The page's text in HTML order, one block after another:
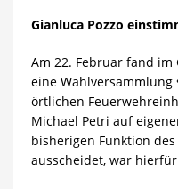
Gianluca Pozzo
Am 22. Februar fand im
eine
örtlichen
Michael Petri auf
bisherigen Funktion
ausscheidet, war